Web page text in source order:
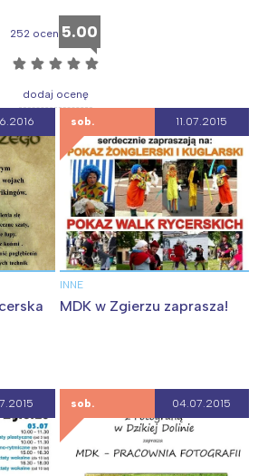
252 ocen 5.00
☆ ☆ ☆ ☆ ☆
dodaj ocenę
sob. 11.07.2015
INNE
MDK w Zgierzu zaprasza!
sob. 04.07.2015